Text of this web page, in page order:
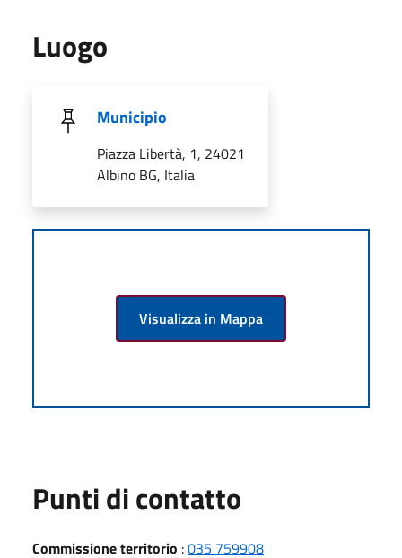
Luogo
Municipio
Piazza Libertà, 1, 24021
Albino BG, Italia
Visualizza in Mappa
Punti di contatto
Commissione territorio :035 759908